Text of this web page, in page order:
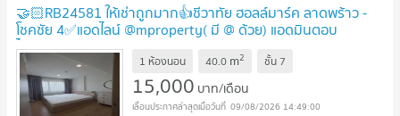
🤝🏻RB24581 ให้เช่าถูกมาก👍ชีวาทัย ฮอลล์มาร์ค ลาดพร้าว -
โชคชัย 4✅แอดไลน์ @mproperty( มี @ ด้วย) แอดมินตอบ
ไว UPDATE !
1 ห้องนอน 40.0 m2 ชั้น 7
15,000 บาท/เดือน
09/08/2026 14:49:00